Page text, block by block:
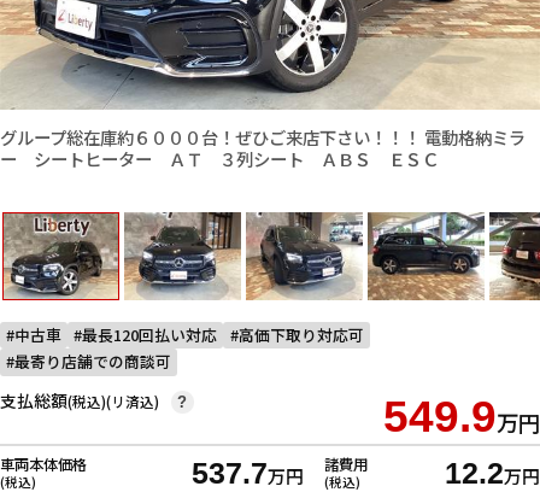
グループ総在庫約６０００台！ぜひご来店下さい！！！ 電動格納ミラ
ー シートヒーター ＡＴ ３列シート ＡＢＳ ＥＳＣ
中古車 最長120回払い対応
高価下取り対応可
最寄り店舗での商談可
支払総額(税込)(リ済込) 549.9万円
?
車両本体価格
(税込) 537.7万円 諸費用
(税込) 12.2万円